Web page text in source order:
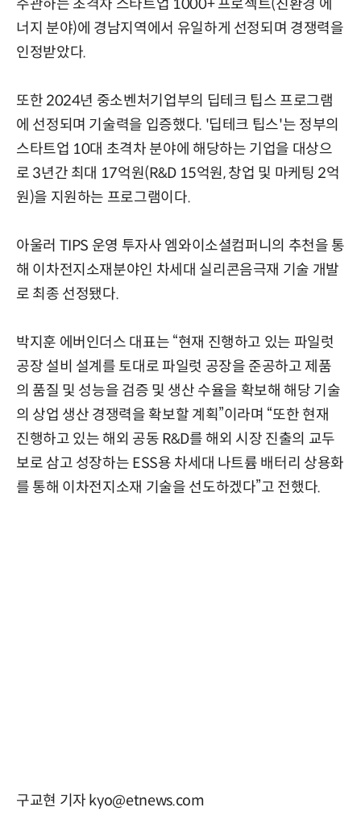
주관하는 초격차 스타트업 1000+ 프로젝트(친환경 에
너지 분야)에 경남지역에서 유일하게 선정되며 경쟁력을
인정받았다.
또한 2024년 중소벤처기업부의 딥테크 팁스 프로그램
에 선정되며 기술력을 입증했다. '딥테크 팁스'는 정부의
스타트업 10대 초격차 분야에 해당하는 기업을 대상으
로 3년간 최대 17억원(R&D 15억원, 창업 및 마케팅 2억
원)을 지원하는 프로그램이다.
아울러 TIPS 운영 투자사 엠와이소셜컴퍼니의 추천을 통
해 이차전지소재분야인 차세대 실리콘음극재 기술 개발
로 최종 선정됐다.
박지훈 에버인더스 대표는 “현재 진행하고 있는 파일럿
공장 설비 설계를 토대로 파일럿 공장을 준공하고 제품
의 품질 및 성능을 검증 및 생산 수율을 확보해 해당 기술
의 상업 생산 경쟁력을 확보할 계획”이라며 “또한 현재
진행하고 있는 해외 공동 R&D를 해외 시장 진출의 교두
보로 삼고 성장하는 ESS용 차세대 나트륨 배터리 상용화
를 통해 이차전지소재 기술을 선도하겠다”고 전했다.
구교현 기자 kyo@etnews.com